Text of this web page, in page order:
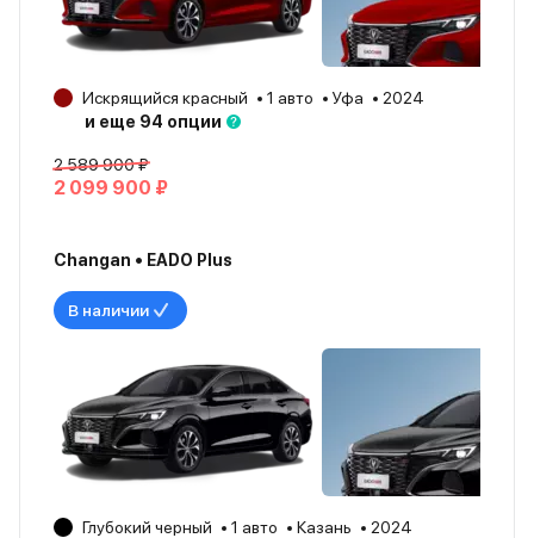
Искрящийся красный 1 авто Уфа
2024
и еще 94 опции
2 589 900 ₽
2 099 900 ₽
Changan • EADO Plus
В наличии
Глубокий черный 1 авто Казань
2024